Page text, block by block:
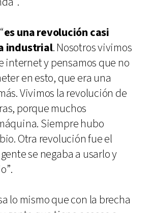
es una revolución casi
industrial. Nosotros vivimos
internet y pensamos que no
en esto, que era una
Vivimos la revolución de
porque muchos
Siempre hubo
Otra revolución fue el
se negaba a usarlo y
lo mismo que con la brecha